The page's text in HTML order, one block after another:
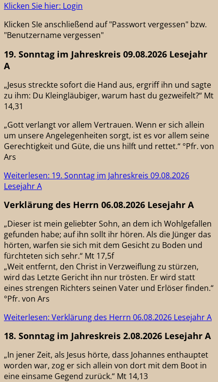
Klicken Sie hier: Login
Klicken SIe anschließend auf "Passwort vergessen" bzw.
"Benutzername vergessen"
19. Sonntag im Jahreskreis 09.08.2026 Lesejahr
A
„Jesus streckte sofort die Hand aus, ergriff ihn und sagte
zu ihm: Du Kleingläubiger, warum hast du gezweifelt?“ Mt
14,31
„Gott verlangt vor allem Vertrauen. Wenn er sich allein
um unsere Angelegenheiten sorgt, ist es vor allem seine
Gerechtigkeit und Güte, die uns hilft und rettet.“ °Pfr. von
Ars
Weiterlesen: 19. Sonntag im Jahreskreis 09.08.2026
Lesejahr A
Verklärung des Herrn 06.08.2026 Lesejahr A
„Dieser ist mein geliebter Sohn, an dem ich Wohlgefallen
gefunden habe; auf ihn sollt ihr hören. Als die Jünger das
hörten, warfen sie sich mit dem Gesicht zu Boden und
fürchteten sich sehr.“ Mt 17,5f
„Weit entfernt, den Christ in Verzweiflung zu stürzen,
wird das Letzte Gericht ihn nur trösten. Er wird statt
eines strengen Richters seinen Vater und Erlöser finden.“
°Pfr. von Ars
Weiterlesen: Verklärung des Herrn 06.08.2026 Lesejahr A
18. Sonntag im Jahreskreis 2.08.2026 Lesejahr A
„In jener Zeit, als Jesus hörte, dass Johannes enthauptet
worden war, zog er sich allein von dort mit dem Boot in
eine einsame Gegend zurück.“ Mt 14,13